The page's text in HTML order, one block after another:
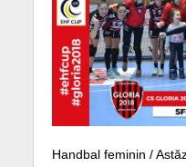
Handbal feminin /